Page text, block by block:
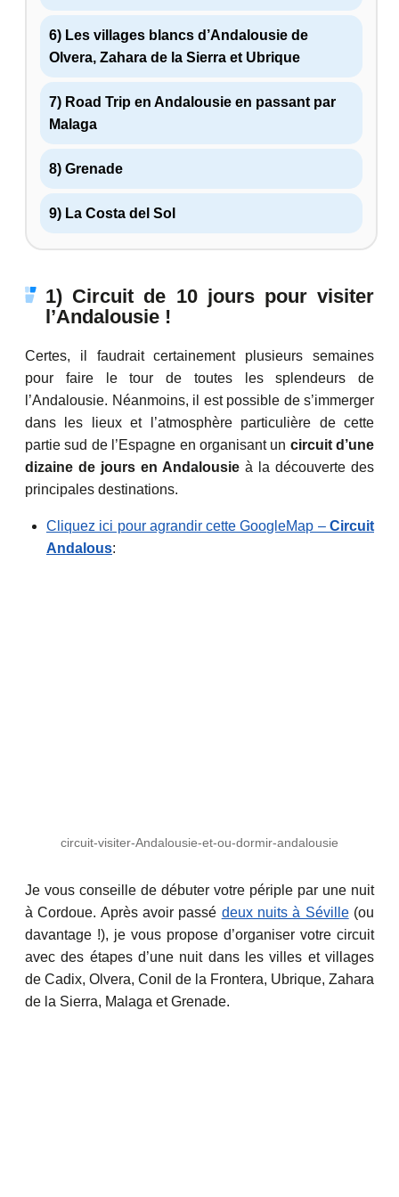
6) Les villages blancs d’Andalousie de
Olvera, Zahara de la Sierra et Ubrique
7) Road Trip en Andalousie en passant par
Malaga
8) Grenade
9) La Costa del Sol
1) Circuit de 10 jours pour visiter
l’Andalousie !
Certes, il faudrait certainement plusieurs semaines
pour faire le tour de toutes les splendeurs de
l’Andalousie. Néanmoins, il est possible de s’immerger
dans les lieux et l’atmosphère particulière de cette
partie sud de l’Espagne en organisant un circuit d’une
dizaine de jours en Andalousie à la découverte des
principales destinations.
Cliquez ici pour agrandir cette GoogleMap – Circuit
Andalous:
circuit-visiter-Andalousie-et-ou-dormir-andalousie
Je vous conseille de débuter votre périple par une nuit
à Cordoue. Après avoir passé deux nuits à Séville(ou
davantage !), je vous propose d’organiser votre circuit
avec des étapes d’une nuit dans les villes et villages
de Cadix, Olvera, Conil de la Frontera, Ubrique, Zahara
de la Sierra, Malaga et Grenade.